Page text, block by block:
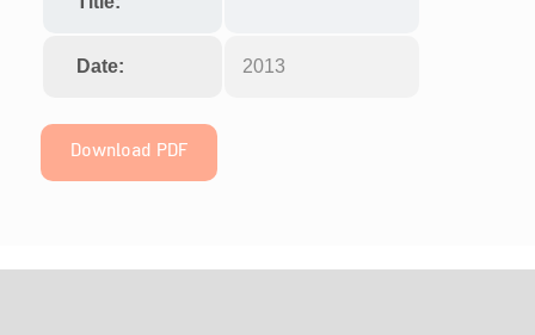
Date: 2013
Download PDF